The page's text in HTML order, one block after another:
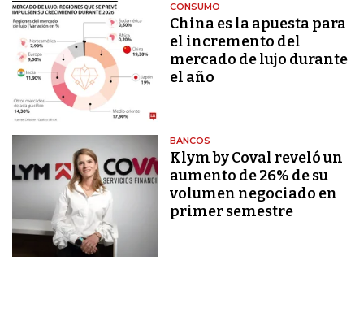
CONSUMO
China es la apuesta para
el incremento del
mercado de lujo durante
el año
BANCOS
Klym by Coval reveló un
aumento de 26% de su
volumen negociado en
primer semestre